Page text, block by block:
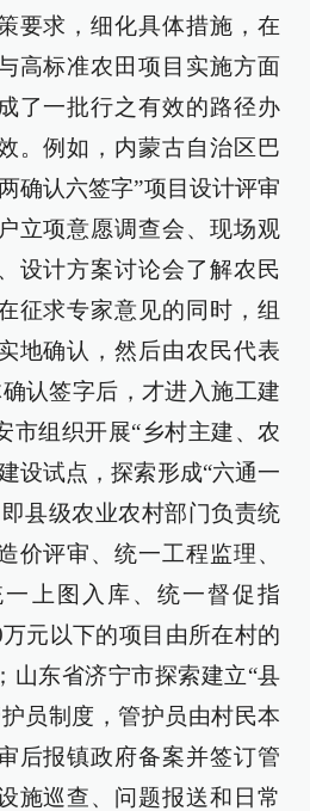
要求，细化具体措施，在
高标准农田项目实施方面
了一批行之有效的路径办
。例如，内蒙古自治区巴
确认六签字”项目设计评审
立项意愿调查会、现场观
设计方案讨论会了解农民
征求专家意见的同时，组
地确认，然后由农民代表
认签字后，才进入施工建
市组织开展“乡村主建、农
设试点，探索形成“六通一
县级农业农村部门负责统
价评审、统一工程监理、
上图入库、统一督促指
元以下的项目由所在村的
山东省济宁市探索建立“县
员制度，管护员由村民本
后报镇政府备案并签订管
施巡查、问题报送和日常